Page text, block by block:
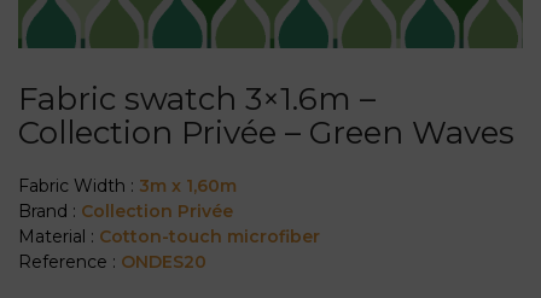
Fabric swatch 3×1.6m –
Collection Privée – Green Waves
Fabric Width : 3m x 1,60m
Brand : Collection Privée
Material : Cotton-touch microfiber
Reference : ONDES20